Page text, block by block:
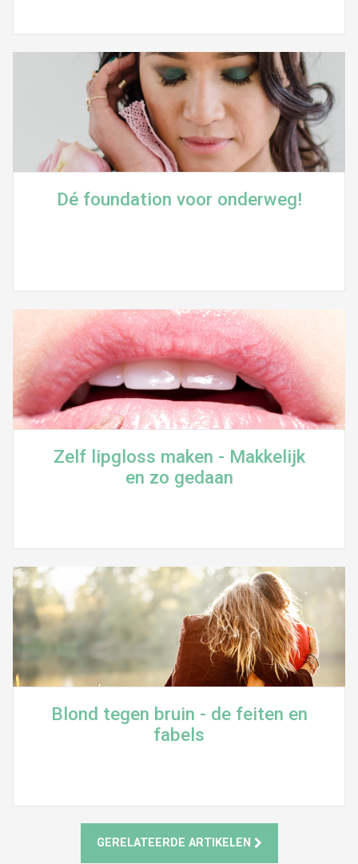
Dé foundation voor onderweg!
Zelf lipgloss maken - Makkelijk
en zo gedaan
Blond tegen bruin - de feiten en
fabels
GERELATEERDE ARTIKELEN